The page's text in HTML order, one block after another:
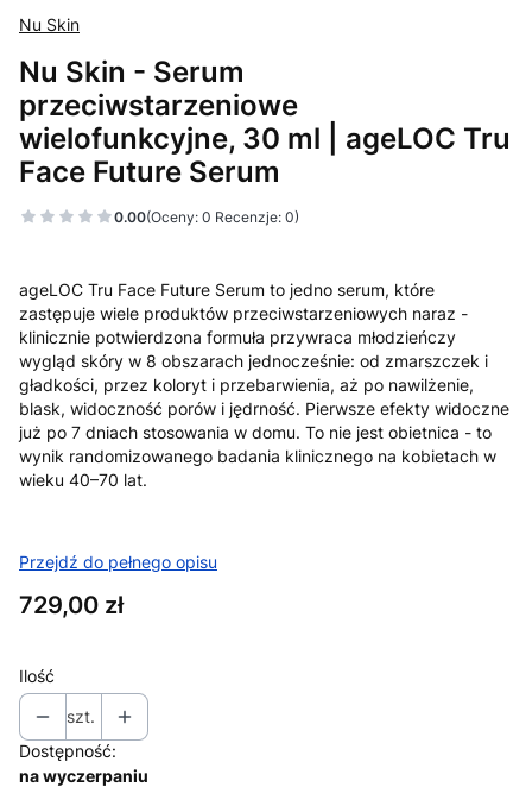
Nu Skin
Nu Skin - Serum
przeciwstarzeniowe
wielofunkcyjne, 30 ml | ageLOC Tru
Face Future Serum
0.00(Oceny: 0 Recenzje: 0)
ageLOC Tru Face Future Serum to jedno serum, które
zastępuje wiele produktów przeciwstarzeniowych naraz -
klinicznie potwierdzona formuła przywraca młodzieńczy
wygląd skóry w 8 obszarach jednocześnie: od zmarszczek i
gładkości, przez koloryt i przebarwienia, aż po nawilżenie,
blask, widoczność porów i jędrność. Pierwsze efekty widoczne
już po 7 dniach stosowania w domu. To nie jest obietnica - to
wynik randomizowanego badania klinicznego na kobietach w
wieku 40–70 lat.
Przejdź do pełnego opisu
Cena
729,00 zł
Ilość
szt.
Dostępność:
na wyczerpaniu